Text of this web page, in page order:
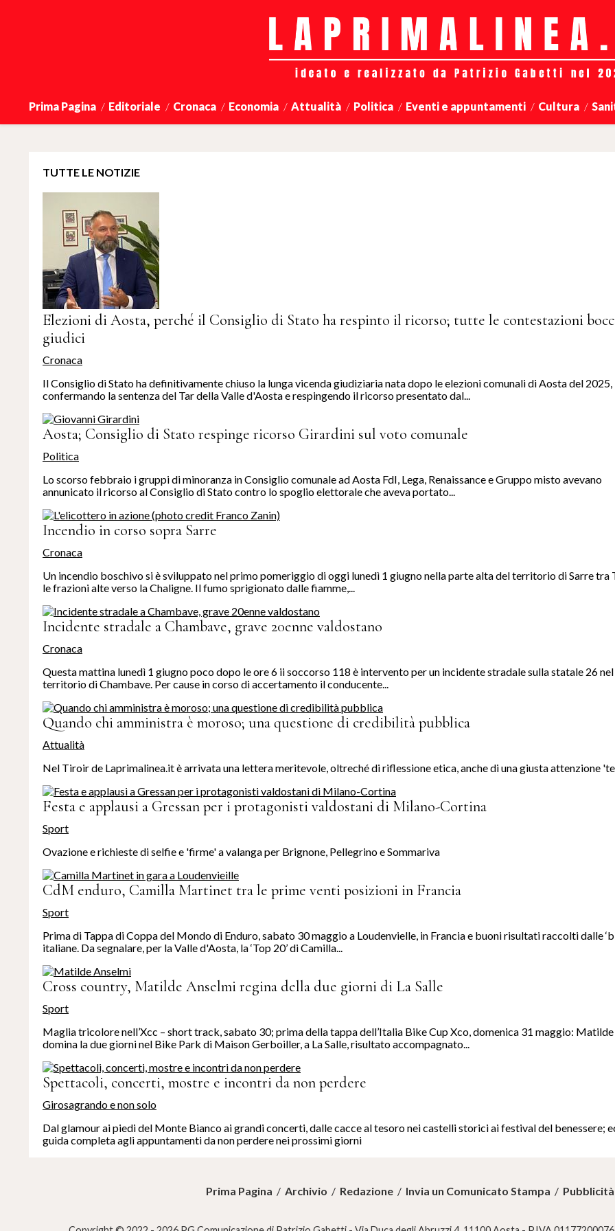
Prima Pagina Editoriale Cronaca Economia Attualità Politica Eventi e appuntamenti Cultura
TUTTE LE NOTIZIE
Elezioni di Aosta, perché il Consiglio di Stato ha respinto il ricorso; tutte le contestazioni
giudici
Cronaca
Il Consiglio di Stato ha definitivamente chiuso la lunga vicenda giudiziaria nata dopo le elezioni comunali di Aosta del 2025,
confermando la sentenza del Tar della Valle d'Aosta e respingendo il ricorso presentato dal...
Aosta; Consiglio di Stato respinge ricorso Girardini sul voto comunale
Politica
Lo scorso febbraio i gruppi di minoranza in Consiglio comunale ad Aosta FdI, Lega, Renaissance e Gruppo misto avevano
annunicato il ricorso al Consiglio di Stato contro lo spoglio elettorale che aveva portato...
Incendio in corso sopra Sarre
Cronaca
Un incendio boschivo si è sviluppato nel primo pomeriggio di oggi lunedì 1 giugno nella parte alta del territorio di Sarre tra
le frazioni alte verso la Chaligne. Il fumo sprigionato dalle fiamme,...
Incidente stradale a Chambave, grave 20enne valdostano
Cronaca
Questa mattina lunedì 1 giugno poco dopo le ore 6 ii soccorso 118 è intervento per un incidente stradale sulla statale 26 nel
territorio di Chambave. Per cause in corso di accertamento il conducente...
Quando chi amministra è moroso; una questione di credibilità pubblica
Attualità
Nel Tiroir de Laprimalinea.it è arrivata una lettera meritevole, oltreché di riflessione etica, anche di una giusta attenzione
Festa e applausi a Gressan per i protagonisti valdostani di Milano-Cortina
Sport
Ovazione e richieste di selfie e 'firme' a valanga per Brignone, Pellegrino e Sommariva
CdM enduro, Camilla Martinet tra le prime venti posizioni in Francia
Sport
Prima di Tappa di Coppa del Mondo di Enduro, sabato 30 maggio a Loudenvielle, in Francia e buoni risultati raccolti dalle
italiane. Da segnalare, per la Valle d'Aosta, la ‘Top 20’ di Camilla...
Cross country, Matilde Anselmi regina della due giorni di La Salle
Sport
Maglia tricolore nell’Xcc – short track, sabato 30; prima della tappa dell’Italia Bike Cup Xco, domenica 31 maggio:
domina la due giorni nel Bike Park di Maison Gerboiller, a La Salle, risultato accompagnato...
Spettacoli, concerti, mostre e incontri da non perdere
Girosagrando e non solo
Dal glamour ai piedi del Monte Bianco ai grandi concerti, dalle cacce al tesoro nei castelli storici ai festival del benessere;
guida completa agli appuntamenti da non perdere nei prossimi giorni
Prima Pagina / Archivio / Redazione/ Invia un Comunicato Stampa / Pubblicità